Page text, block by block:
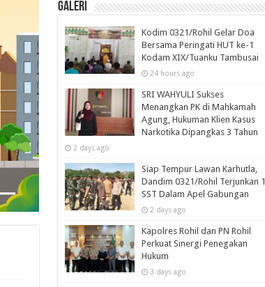
Galeri
Kodim 0321/Rohil Gelar Doa
Bersama Peringati HUT ke-1
Kodam XIX/Tuanku Tambusai
24 hours ago
SRI WAHYULI Sukses
Menangkan PK di Mahkamah
Agung, Hukuman Klien Kasus
Narkotika Dipangkas 3 Tahun
2 days ago
Siap Tempur Lawan Karhutla,
Dandim 0321/Rohil Terjunkan 1
SST Dalam Apel Gabungan
2 days ago
Kapolres Rohil dan PN Rohil
Perkuat Sinergi Penegakan
Hukum
3 days ago